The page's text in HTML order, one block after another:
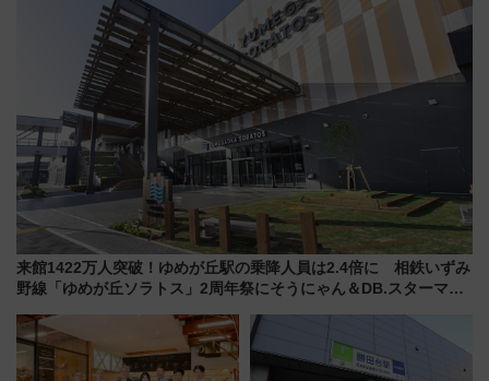
来館1422万人突破！ゆめが丘駅の乗降人員は2.4倍に 相鉄いずみ
野線「ゆめが丘ソラトス」2周年祭にそうにゃん＆DB.スターマン